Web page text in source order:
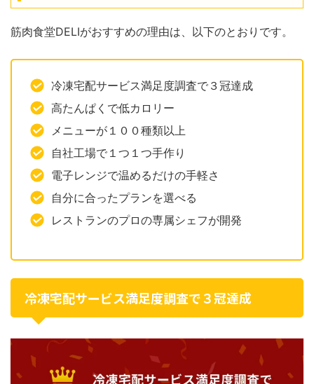
筋肉食堂DELIがおすすめの理由は、以下のとおりです。
冷凍宅配サービス満足度調査で３冠達成
高たんぱくで低カロリー
メニューが１００種類以上
自社工場で１つ１つ手作り
電子レンジで温めるだけの手軽さ
自分に合ったプランを選べる
レストランのプロの専属シェフが開発
冷凍宅配サービス満足度調査で３冠達成